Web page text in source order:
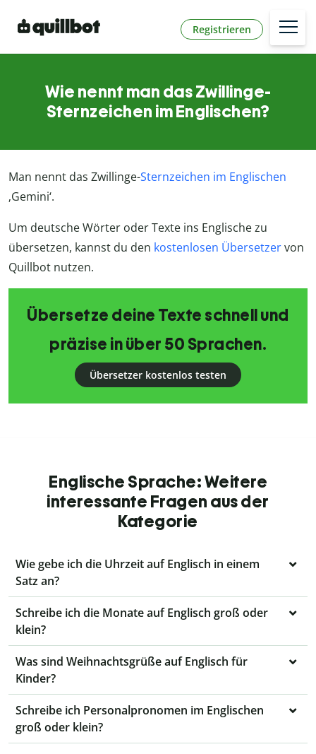
Registrieren
Wie nennt man das Zwillinge-
Sternzeichen im Englischen?
Man nennt das Zwillinge-Sternzeichen im Englischen
‚Gemini‘.
Um deutsche Wörter oder Texte ins Englische zu
übersetzen, kannst du den kostenlosen Übersetzervon
Quillbot nutzen.
Übersetze deine Texte schnell und
präzise in über 50 Sprachen.
Übersetzer kostenlos testen
Englische Sprache: Weitere
interessante Fragen aus der
Kategorie
Wie gebe ich die Uhrzeit auf Englisch in einem
Satz an?
Schreibe ich die Monate auf Englisch groß oder
klein?
Was sind Weihnachtsgrüße auf Englisch für
Kinder?
Schreibe ich Personalpronomen im Englischen
groß oder klein?